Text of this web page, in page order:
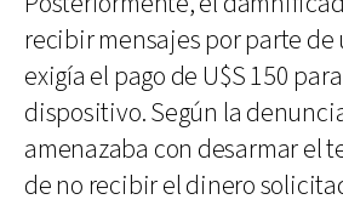
recibir mensajes por parte de
exigía el pago de U$S 150
dispositivo. Según la
amenazaba con desarmar el
de no recibir el dinero